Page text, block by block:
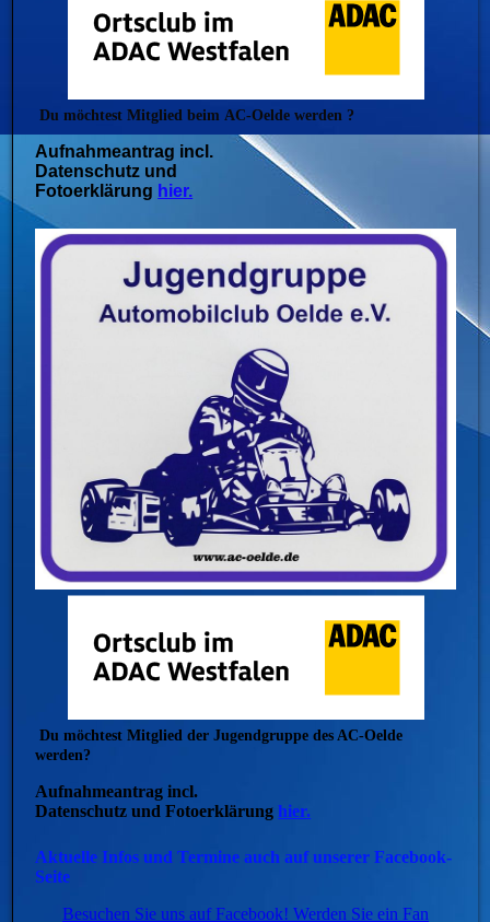
Du möchtest Mitglied beim AC-Oelde werden ?
Aufnahmeantrag incl.
Datenschutz und
Fotoerklärung hier.
Du möchtest Mitglied der Jugendgruppe des AC-Oelde
werden?
Aufnahmeantrag incl.
Datenschutz und Fotoerklärunghier.
Aktuelle Infos und Termine auch auf unserer Facebook-
Seite
Besuchen Sie uns auf Facebook! Werden Sie ein Fan